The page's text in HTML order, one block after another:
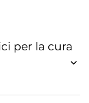
per la cura